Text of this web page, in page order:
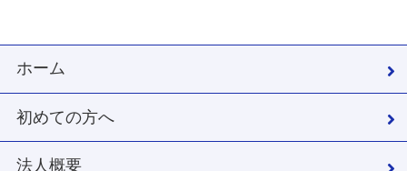
ホーム
初めての方へ
法人概要